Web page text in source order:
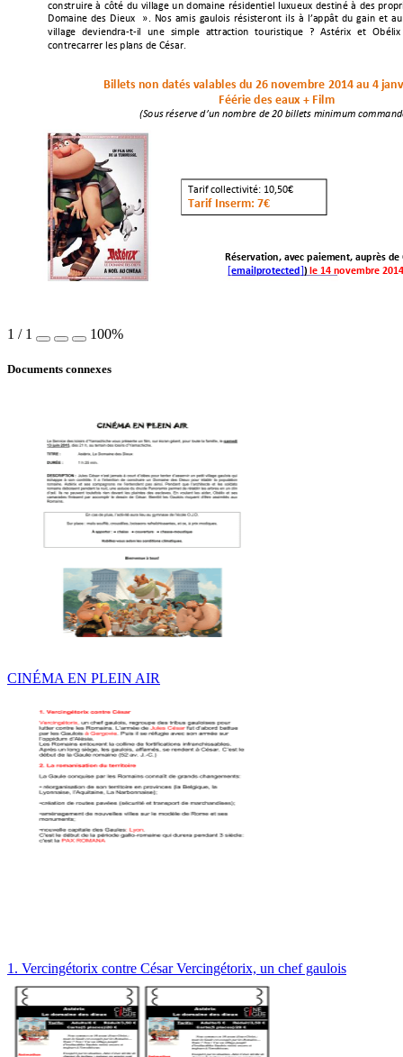
construireà côté du villageundomaine résidentiel luxueux destinéà des 
Domainedes Dieux ». Nos amis gaulois résisteront ils à l’appât du gain etau
village deviendra‐t‐il une simple attraction touristique ? Astérix et Obélix
contrecarrer les plans de César.
Billets non datés valables du 26 novembre 2014 au 4
Féériedes eaux + Film
(Sous réserved’un nombre de 20 billets minimum
Tarifcollectivité: 10,50€
Tarif Inserm: 7€
Réservation, avec paiement, auprès de
[email protected]) le 14 novembre 
1 / 1 100%
Documents connexes
CINÉMA EN PLEIN AIR
1. Vercingétorix contre César Vercingétorix, un chef gaulois